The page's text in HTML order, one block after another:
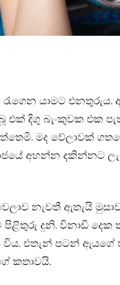
රැගෙන යාමට
දිගු බැංකුවක එක
මද වේලාවක්
අහන්න දකින්නට
නැවතී ඇතැයි
පිළිතුරු දුනි. විනාඩි
විය. එතැන් පටන්
කතාවයි.